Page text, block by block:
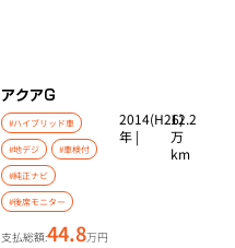
アクアG
#ハイブリッド車
#地デジ #車検付
#純正ナビ
#後席モニター
2014(H26)
年 |
12.2
万
km
支払総額:44.8万円